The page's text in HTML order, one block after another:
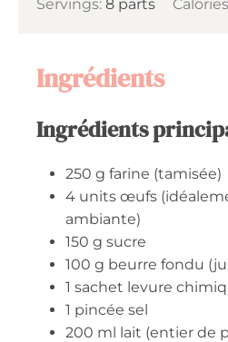
Servings: 8 parts
Ingrédients
Ingrédients
250 g farine (tamisée)
4 units œufs
ambiante)
150 g sucre
100 g beurre fondu
1 sachet levure
1 pincée sel
200 ml lait (entier de